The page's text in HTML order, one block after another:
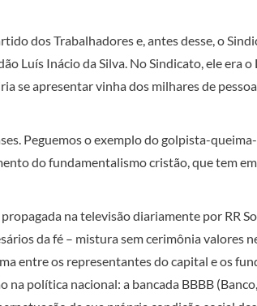
dos Trabalhadores e, antes desse, o
Luís Inácio da Silva. No Sindicato, ele era
se apresentar vinha dos milhares de
Peguemos o exemplo do golpista-
do fundamentalismo cristão, que tem
na televisão diariamente por RR
da fé – mistura sem cerimônia valores
entre os representantes do capital e os
na política nacional: a bancada BBBB